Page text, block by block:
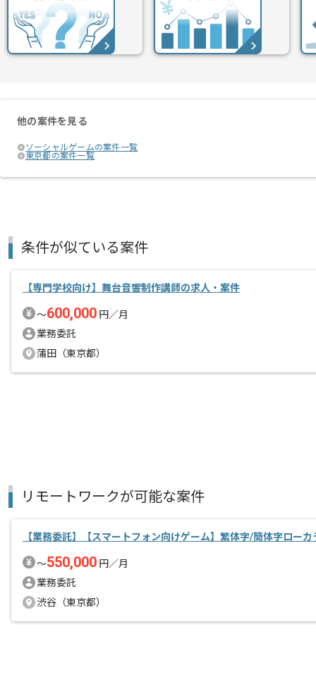
他の案件を見る
ソーシャルゲームの案件一覧
東京都の案件一覧
条件が似ている案件
【専門学校向け】舞台音響制作講師の求人・案件
〜600,000 円／月
業務委託
蒲田（東京都）
リモートワークが可能な案件
【業務委託】【スマートフォン向けゲーム】繁体字/簡体字ロー
〜550,000 円／月
業務委託
渋谷（東京都）